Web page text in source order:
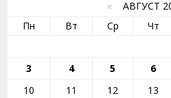
« АВГУСТ
Пн
Вт Ср Чт
3
4 5 6
10
11 12 13